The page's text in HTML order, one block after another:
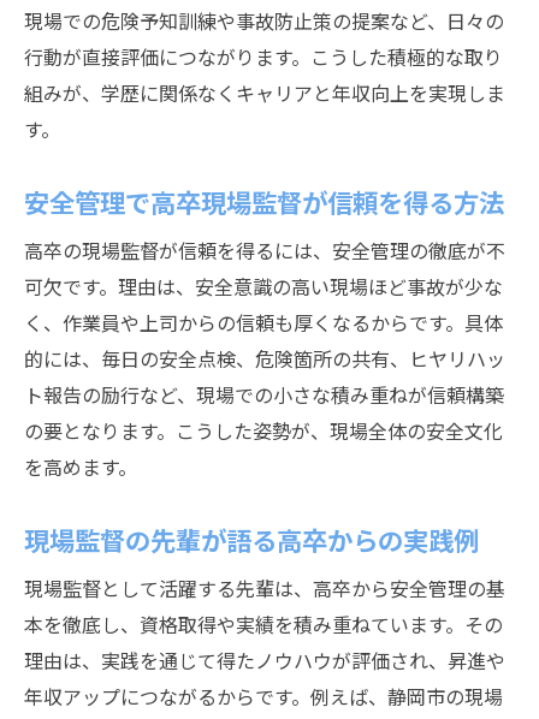
現場での危険予知訓練や事故防止策の提案など、日々の
行動が直接評価につながります。こうした積極的な取り
組みが、学歴に関係なくキャリアと年収向上を実現しま
す。
安全管理で高卒現場監督が信頼を得る方法
高卒の現場監督が信頼を得るには、安全管理の徹底が不
可欠です。理由は、安全意識の高い現場ほど事故が少な
く、作業員や上司からの信頼も厚くなるからです。具体
的には、毎日の安全点検、危険箇所の共有、ヒヤリハッ
ト報告の励行など、現場での小さな積み重ねが信頼構築
の要となります。こうした姿勢が、現場全体の安全文化
を高めます。
現場監督の先輩が語る高卒からの実践例
現場監督として活躍する先輩は、高卒から安全管理の基
本を徹底し、資格取得や実績を積み重ねています。その
理由は、実践を通じて得たノウハウが評価され、昇進や
年収アップにつながるからです。例えば、静岡市の現場